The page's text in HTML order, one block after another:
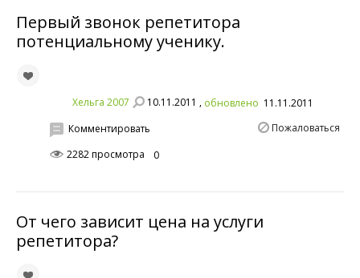
Первый звонок репетитора
потенциальному ученику.
Хельга 2007 10.11.2011 , обновлено 11.11.2011
Пожаловаться
Комментировать
2282 просмотра
0
От чего зависит цена на услуги
репетитора?